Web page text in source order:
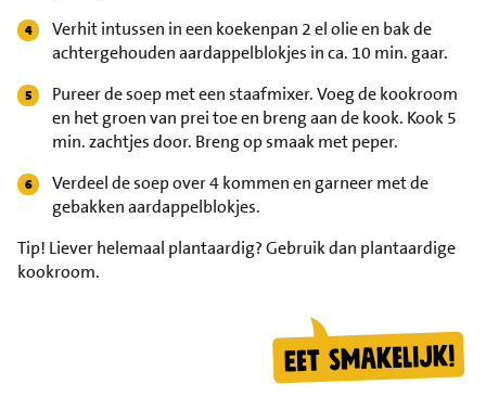
Verhit intussen in een koekenpan 2 el olie en bak de
achtergehouden aardappelblokjes in ca. 10 min. gaar.
Pureer de soep met een staafmixer. Voeg de kookroom
en het groen van prei toe en breng aan de kook. Kook 5
min. zachtjes door. Breng op smaak met peper.
Verdeel de soep over 4 kommen en garneer met de
gebakken aardappelblokjes.
Tip! Liever helemaal plantaardig? Gebruik dan plantaardige
kookroom.